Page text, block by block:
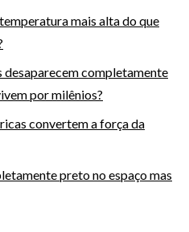
mais alta do que
desaparecem completamente
por milênios?
convertem a força da
preto no espaço mas